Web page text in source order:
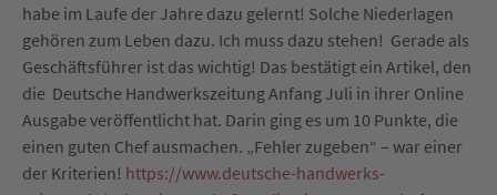
habe im Laufe der Jahre dazu gelernt! Solche Niederlagen
gehören zum Leben dazu. Ich muss dazu stehen! Gerade als
Geschäftsführer ist das wichtig! Das bestätigt ein Artikel, den
die Deutsche Handwerkszeitung Anfang Juli in ihrer Online
Ausgabe veröffentlicht hat. Darin ging es um 10 Punkte, die
einen guten Chef ausmachen. „Fehler zugeben“ – war einer
der Kriterien! https://www.deutsche-handwerks-